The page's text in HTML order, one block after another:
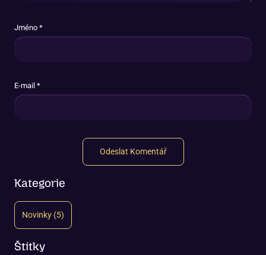
Jméno *
E-mail *
Kategorie
Novinky (5)
Štítky